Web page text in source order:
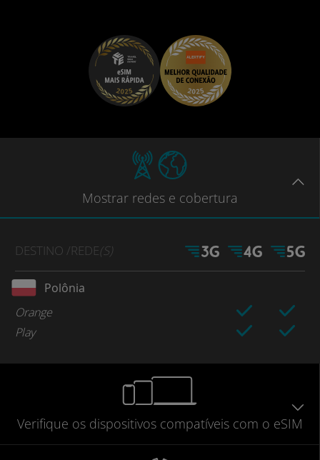
Mostrar redes e cobertura
DESTINO /REDE(S)
Polônia
Orange
Play
Verifique os dispositivos compatíveis com o eSIM